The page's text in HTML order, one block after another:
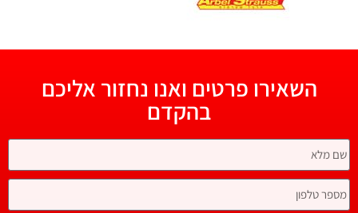
השאירו פרטים ואנו נחזור אליכם
בהקדם